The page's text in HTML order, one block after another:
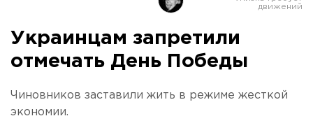
Украинцам запретили
отмечать День Победы
Чиновников заставили жить в режиме жесткой
экономии.